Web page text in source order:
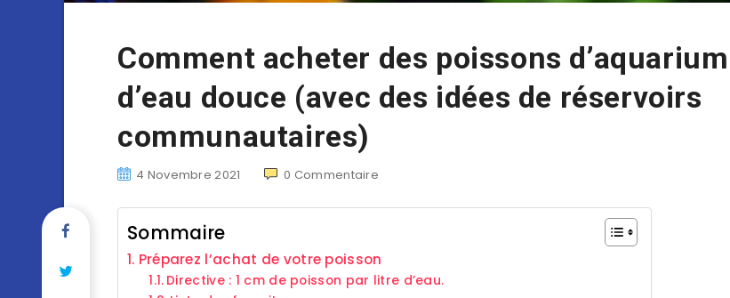
Comment acheter des poissons d’aquarium
d’eau douce (avec des idées de réservoirs
communautaires)
4 Novembre 2021 0 Commentaire
Sommaire
Préparez l’achat de votre poisson
Directive : 1 cm de poisson par litre d’eau.